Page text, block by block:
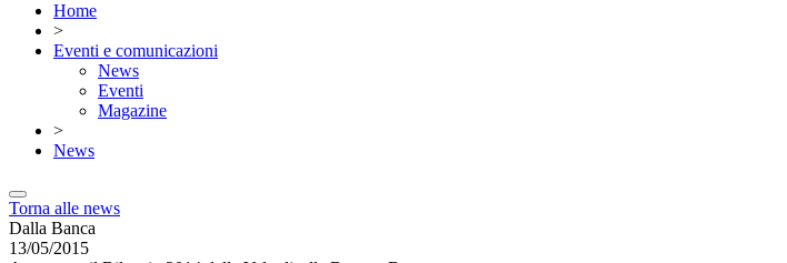
Home
>
Eventi e comunicazioni
News
Eventi
Magazine
>
News
Torna alle news
Dalla Banca
13/05/2015